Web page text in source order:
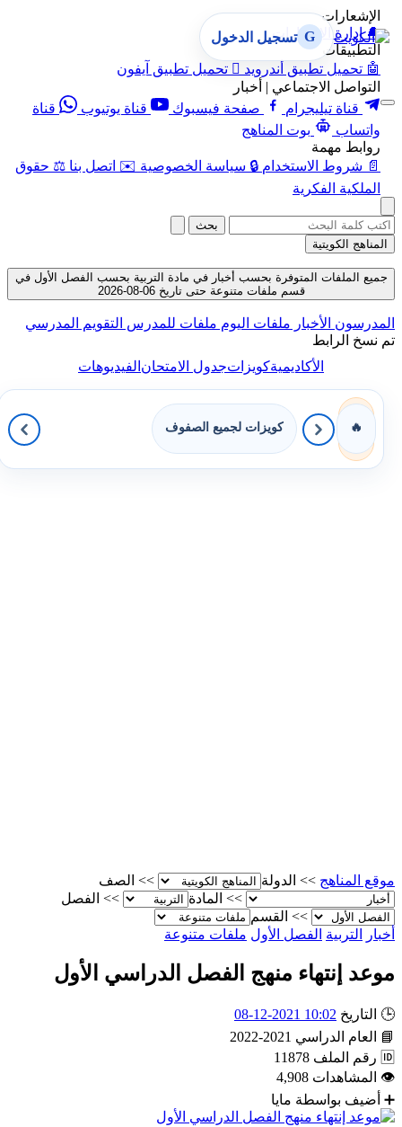
الإشعارات
🔔 إدارة الإشعارات
التطبيقات
🤖 تحميل تطبيق أندرويد  تحميل تطبيق آيفون
التواصل الاجتماعي | أخبار
قناة تيليجرام
صفحة فيسبوك قناة يوتيوب
قناة
واتساب
بوت المناهج
روابط مهمة
📄 شروط الاستخدام 🔒 سياسة الخصوصية ✉️ اتصل بنا ⚖️ حقوق
الملكية الفكرية
G تسجيل الدخول
بحث
المناهج الكويتية
جميع الملفات المتوفرة بحسب أخبار في مادة التربية بحسب الفصل الأول في
قسم ملفات متنوعة حتى تاريخ 06-08-2026
المدرسون الأخبار ملفات اليوم ملفات للمدرس التقويم المدرسي
تم نسخ الرابط
الأكاديميةكويزاتجدول الامتحانالفيديوهات
🔥 كويزات لجميع الصفوف
موقع المناهج >> الدولة >>
الصف
>>
المادة >>
الفصل
>>
القسم
أخبار
التربية الفصل الأول ملفات متنوعة
موعد إنتهاء منهج الفصل الدراسي الأول
🕒 التاريخ 10:02 2021-12-08
📘
العام الدراسي 2021-2022
🆔 رقم الملف 11878
👁
المشاهدات 4,908
➕
أضيف بواسطة مايا